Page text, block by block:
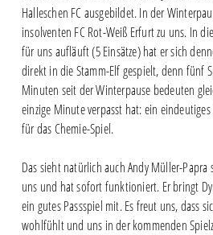
Halleschen FC ausgebildet. In der
insolventen FC Rot-Weiß Erfurt zu uns. In
für uns aufläuft (5 Einsätze) hat er sich
direkt in die Stamm-Elf gespielt, denn fünf
Minuten seit der Winterpause bedeuten
einzige Minute verpasst hat: ein
für das Chemie-Spiel.
Das sieht natürlich auch Andy Müller-Papra
uns und hat sofort funktioniert. Er bringt
ein gutes Passspiel mit. Es freut uns, dass
wohlfühlt und uns in der kommenden